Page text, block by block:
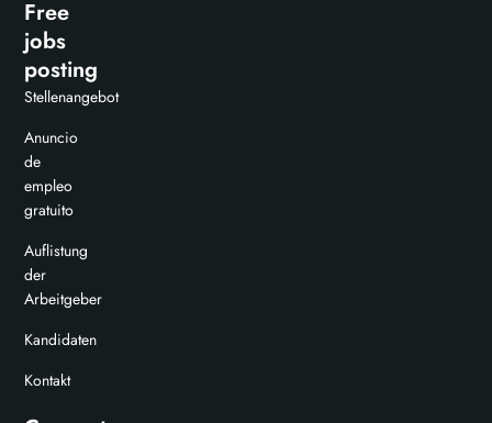
Free
jobs
posting
Stellenangebot
Anuncio
de
empleo
gratuito
Auflistung
der
Arbeitgeber
Kandidaten
Kontakt